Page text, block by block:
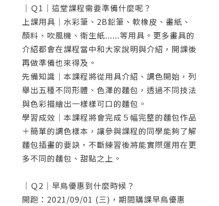
單元5 進階篇 混合單元的技法運用：蔥花麵包
打稿注意事項 12:02
混色方法 15:58
加強立體感
細節上色 09:41
加強細節 27:45
打稿注意事項
｜Ｑ1｜這堂課程需要準備什麼呢？
上課用具｜水彩筆、2B鉛筆、軟橡皮、畫紙、
顏料、吹風機、衛生紙......等用具。更多畫具的
介紹都會在課程當中和大家說明與介紹，開課後
再做準備也來得及。
先備知識｜本課程將從用具介紹、調色開始，列
舉出五種不同形體、色澤的麵包，透過不同技法
與色彩描繪出一樣樣可口的麵包。
學習成效｜本課程將會完成５幅完整的麵包作品
＋簡單的調色樣本，讓參與課程的同學能夠了解
麵包插畫的要訣，不斷練習後將能實際運用在更
多不同的麵包、甜點之上。
｜Ｑ2｜早鳥優惠到什麼時候？
開跑：2021/09/01 (三)，期間購課早鳥優惠